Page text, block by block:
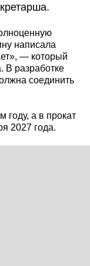
написала
— который
В разработке
соединить
году, а в прокат
2027 года.